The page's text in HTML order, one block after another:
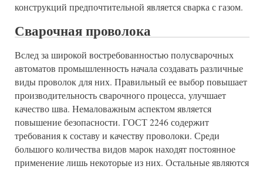
конструкций предпочтительной является сварка с газом.
Сварочная проволока
Вслед за широкой востребованностью полусварочных
автоматов промышленность начала создавать различные
виды проволок для них. Правильный ее выбор повышает
производительность сварочного процесса, улучшает
качество шва. Немаловажным аспектом является
повышение безопасности. ГОСТ 2246 содержит
требования к составу и качеству проволоки. Среди
большого количества видов марок находят постоянное
применение лишь некоторые из них. Остальные являются